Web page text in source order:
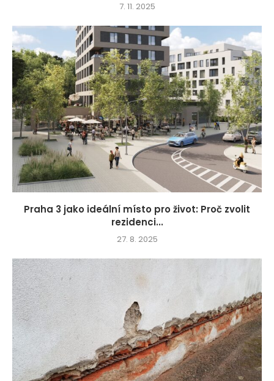
7. 11. 2025
Praha 3 jako ideální místo pro život: Proč zvolit
rezidenci...
27. 8. 2025